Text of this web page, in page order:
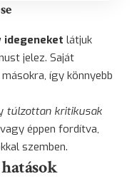
idegeneket látjuk
jelez. Saját
így könnyebb
túlzottan kritikusak
éppen fordítva,
szemben.